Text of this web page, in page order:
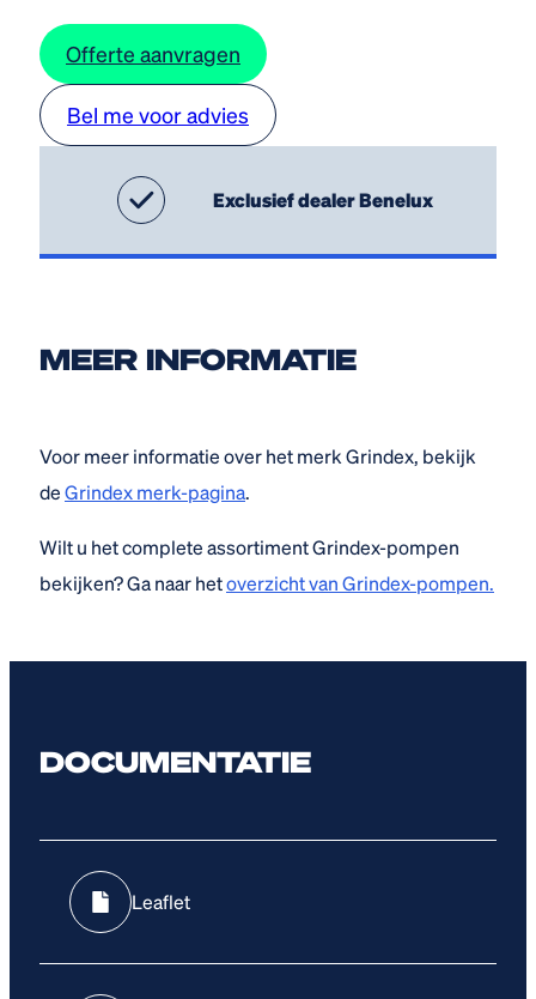
Offerte aanvragen
Bel me voor advies
Exclusief dealer Benelux
MEER INFORMATIE
Voor meer informatie over het merk Grindex, bekijk
deGrindex merk-pagina.
Wilt u het complete assortiment Grindex-pompen
bekijken? Ga naar hetoverzicht van Grindex-pompen.
DOCUMENTATIE
Leaflet